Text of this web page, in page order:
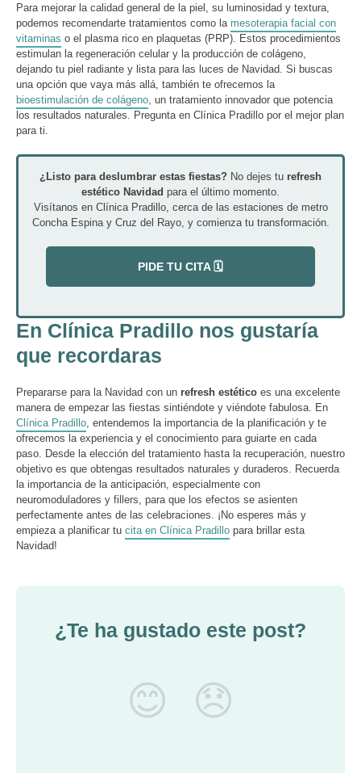
Para mejorar la calidad general de la piel, su luminosidad y textura,
podemos recomendarte tratamientos como la mesoterapia facial con
vitaminas o el plasma rico en plaquetas (PRP). Estos procedimientos
estimulan la regeneración celular y la producción de colágeno,
dejando tu piel radiante y lista para las luces de Navidad. Si buscas
una opción que vaya más allá, también te ofrecemos la
bioestimulación de colágeno , un tratamiento innovador que potencia
los resultados naturales. Pregunta en Clínica Pradillo por el mejor plan
para ti.
¿Listo para deslumbrar estas fiestas? No dejes tu refresh
estético Navidad para el último momento.
Visítanos en Clínica Pradillo, cerca de las estaciones de metro
Concha Espina y Cruz del Rayo, y comienza tu transformación.
PIDE TU CITA 🗓️
En Clínica Pradillo nos gustaría
que recordaras
Prepararse para la Navidad con un refresh estético es una excelente
manera de empezar las fiestas sintiéndote y viéndote fabulosa. En
Clínica Pradillo , entendemos la importancia de la planificación y te
ofrecemos la experiencia y el conocimiento para guiarte en cada
paso. Desde la elección del tratamiento hasta la recuperación, nuestro
objetivo es que obtengas resultados naturales y duraderos. Recuerda
la importancia de la anticipación, especialmente con
neuromoduladores y fillers, para que los efectos se asienten
perfectamente antes de las celebraciones. ¡No esperes más y
empieza a planificar tu cita en Clínica Pradillo para brillar esta
Navidad!
¿Te ha gustado este post?
😊 😞